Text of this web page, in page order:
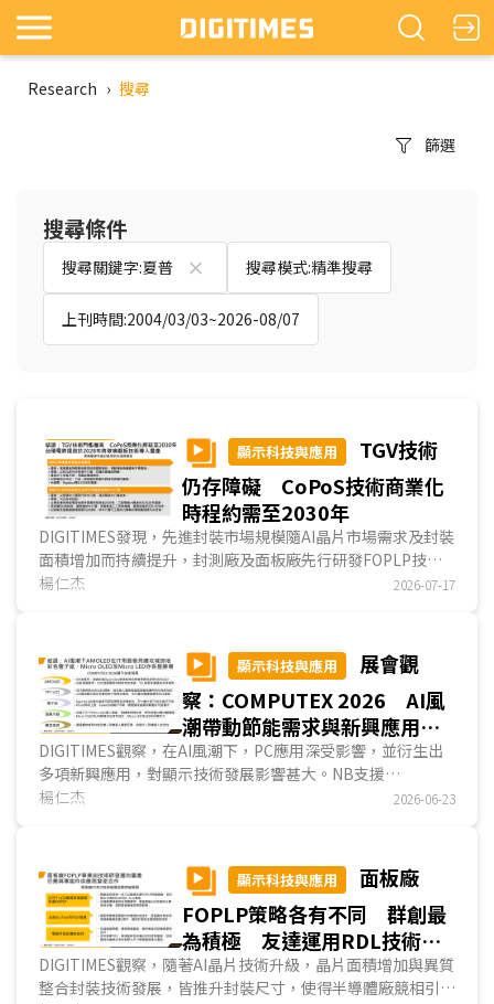
Research › 搜尋
篩選
搜尋條件
搜尋關鍵字:夏普 搜尋模式:精準搜尋
上刊時間:2004/03/03~2026-08/07
顯示科技與應用
TGV技術
仍存障礙 CoPoS技術商業化
時程約需至2030年
DIGITIMES發現，先進封裝市場規模隨AI晶片市場需求及封裝
面積增加而持續提升，封測廠及面板廠先行研發FOPLP技
術，晶圓廠則發展CoPoS技術，目的皆為以玻璃基板取代
因玻璃通孔技術尚未成熟。主要載板廠如日廠揖斐電預測，玻
璃通孔技術需至2030年才能突破障礙，採玻璃中介層的進階
CoPoS技術亦需屆時方可商業化。...
楊仁杰 2026-07-17
顯示科技與應用
展會觀
察：COMPUTEX 2026 AI風
潮帶動節能需求與新興應用
提升AMOLED在PC市佔並擴大
電子紙和微顯示器商機
DIGITIMES觀察，在AI風潮下，PC應用深受影響，並衍生出
多項新興應用，對顯示技術發展影響甚大。NB支援
OpenClaw AI功能，對算力與節能要求趨嚴，有利於廠商改採
板節能需求趨嚴，有利彩色電子紙發展；AI雙向翻譯器提升透
明顯示器需求；AR眼鏡沉浸式視覺，提升微顯示器發展；而
無人機與人形機器人則創造無人機控制器與改善機器人手部感
測能力的需求。...
楊仁杰 2026-06-23
顯示科技與應用
面板廠
FOPLP策略各有不同 群創最
為積極 友達運用RDL技術發
展衛星天線等新興應用
DIGITIMES觀察，隨著AI晶片技術升級，晶片面積增加與異質
整合封裝技術發展，皆推升封裝尺寸，使得半導體廠競相引進